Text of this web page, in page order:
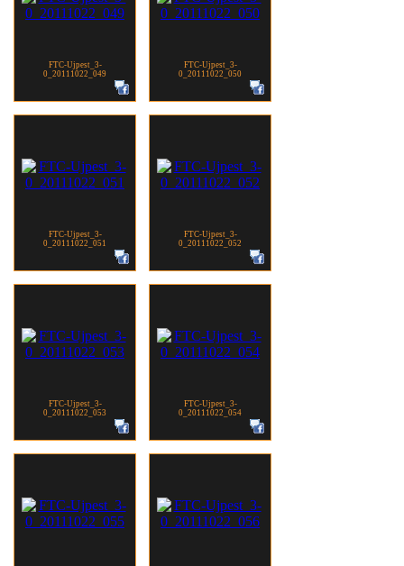
FTC-Ujpest_3-
0_20111022_049
FTC-Ujpest_3-
0_20111022_050
FTC-Ujpest_3-
0_20111022_051
FTC-Ujpest_3-
0_20111022_052
FTC-Ujpest_3-
0_20111022_053
FTC-Ujpest_3-
0_20111022_054